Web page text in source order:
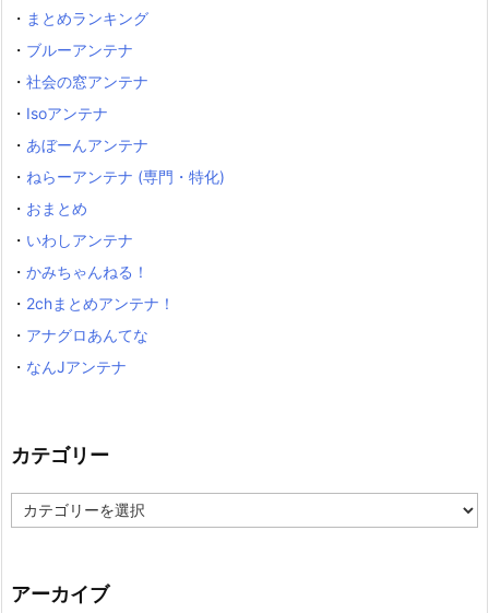
・ まとめランキング
・ ブルーアンテナ
・ 社会の窓アンテナ
・ Isoアンテナ
・ あぼーんアンテナ
・ ねらーアンテナ (専門・特化)
・ おまとめ
・ いわしアンテナ
・ かみちゃんねる！
・ 2chまとめアンテナ！
・ アナグロあんてな
・ なんJアンテナ
カテゴリー
テ
ー
アーカイブ